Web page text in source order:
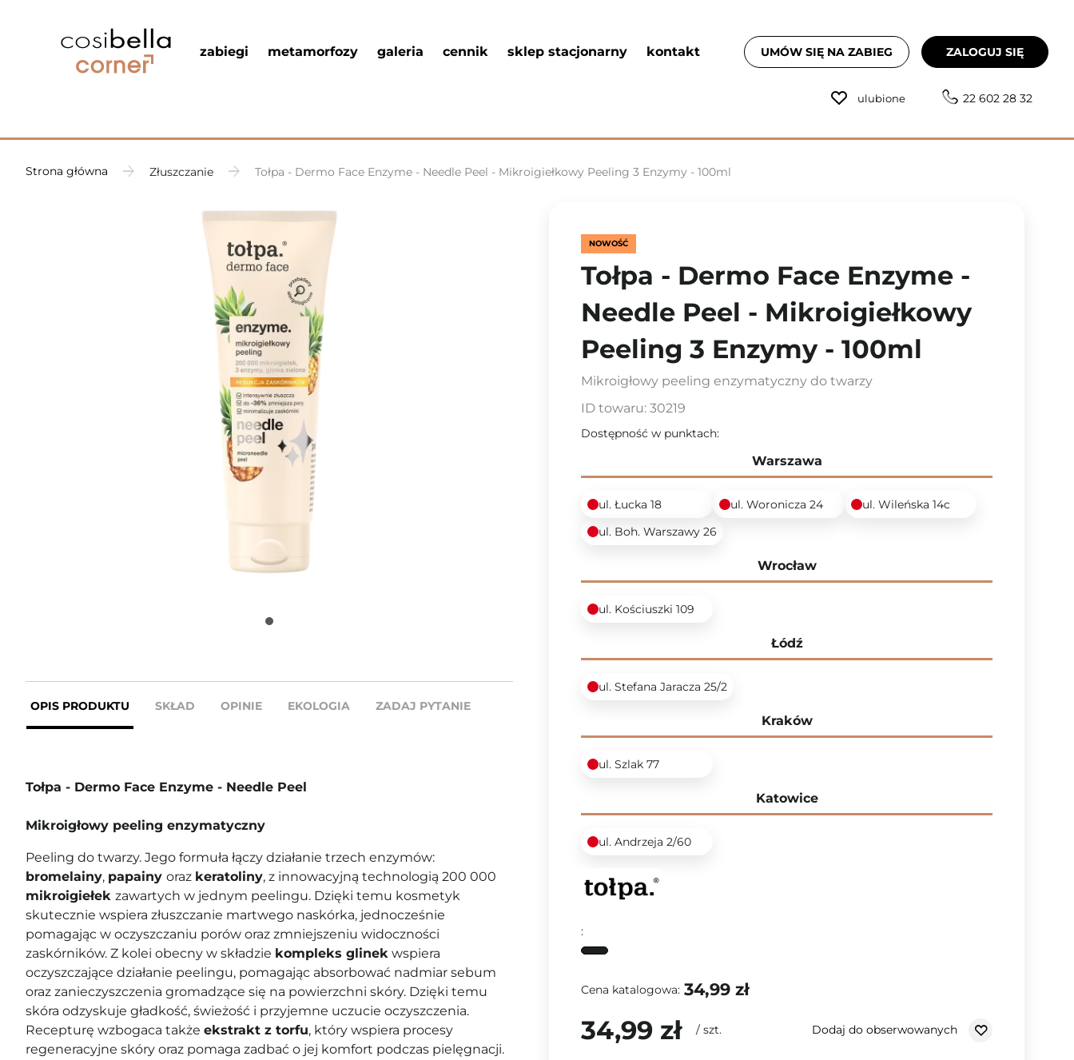
zabiegi metamorfozy galeria cennik sklep stacjonarny kontakt UMÓW SIĘ NA ZABIEG ZALOGUJ SIĘ
ulubione 22 602 28 32
Strona główna Złuszczanie Tołpa - Dermo Face Enzyme - Needle Peel - Mikroigiełkowy Peeling 3 Enzymy - 100ml
OPIS PRODUKTU SKŁAD OPINIE EKOLOGIA ZADAJ PYTANIE
Tołpa - Dermo Face Enzyme - Needle Peel
Mikroigłowy peeling enzymatyczny
Peeling do twarzy. Jego formuła łączy działanie trzech enzymów:
bromelainy, papainy oraz keratoliny, z innowacyjną technologią 200 000
mikroigiełek zawartych w jednym peelingu. Dzięki temu kosmetyk
skutecznie wspiera złuszczanie martwego naskórka, jednocześnie
pomagając w oczyszczaniu porów oraz zmniejszeniu widoczności
zaskórników. Z kolei obecny w składzie kompleks glinek wspiera
oczyszczające działanie peelingu, pomagając absorbować nadmiar sebum
oraz zanieczyszczenia gromadzące się na powierzchni skóry. Dzięki temu
skóra odzyskuje gładkość, świeżość i przyjemne uczucie oczyszczenia.
Recepturę wzbogaca także ekstrakt z torfu, który wspiera procesy
regeneracyjne skóry oraz pomaga zadbać o jej komfort podczas pielęgnacji.
NOWOŚĆ
Tołpa - Dermo Face Enzyme -
Needle Peel - Mikroigiełkowy
Peeling 3 Enzymy - 100ml
Mikroigłowy peeling enzymatyczny do twarzy
ID towaru: 30219
Dostępność w punktach:
Warszawa
ul. Łucka 18 ul. Woronicza 24
ul. Wileńska 14c
ul. Boh. Warszawy 26
Wrocław
ul. Kościuszki 109
Łódź
ul. Stefana Jaracza 25/2
Kraków
ul. Szlak 77
Katowice
ul. Andrzeja 2/60
:
Cena katalogowa: 34,99 zł
34,99 zł / szt. Dodaj do obserwowanych